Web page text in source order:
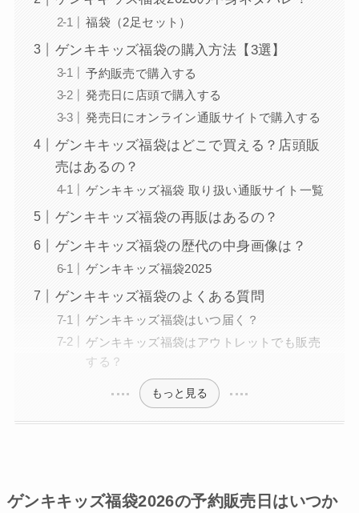
福袋（2足セット）
ゲンキキッズ福袋の購入方法【3選】
予約販売で購入する
発売日に店頭で購入する
発売日にオンライン通販サイトで購入する
ゲンキキッズ福袋はどこで買える？店頭販
売はあるの？
ゲンキキッズ福袋 取り扱い通販サイト一覧
ゲンキキッズ福袋の再販はあるの？
ゲンキキッズ福袋の歴代の中身画像は？
ゲンキキッズ福袋2025
ゲンキキッズ福袋のよくある質問
ゲンキキッズ福袋はいつ届く？
ゲンキキッズ福袋はアウトレットでも販売
する？
もっと見る
ゲンキキッズ福袋2026の予約販売日はいつか